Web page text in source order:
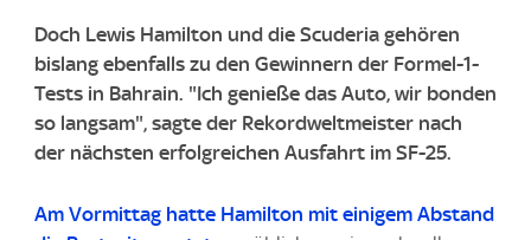
Doch Lewis Hamilton und die Scuderia gehören
bislang ebenfalls zu den Gewinnern der Formel-1-
Tests in Bahrain. "Ich genieße das Auto, wir bonden
so langsam", sagte der Rekordweltmeister nach
der nächsten erfolgreichen Ausfahrt im SF-25.
Am Vormittag hatte Hamilton mit einigem Abstand